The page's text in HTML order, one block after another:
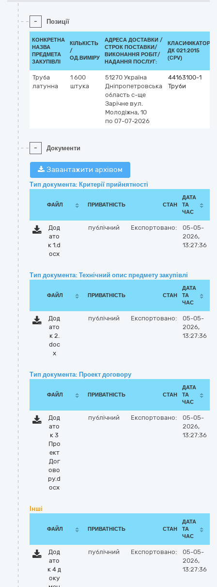
- Позиції
КОНКРЕТНА
НАЗВА
ПРЕДМЕТА
ЗАКУПІВЛІ
КІЛЬКІСТЬ
/
ОД.ВИМІРУ
АДРЕСА ДОСТАВКИ /
СТРОК ПОСТАВКИ/
ВИКОНАННЯ РОБІТ/
НАДАННЯ ПОСЛУГ:
КЛАСИФІКАТОР
ДК 021:2015
(CPV)
Труба
латунна
1 600
штука
51270 Україна
Дніпропетровська
область с-ще
Зарічне вул.
Молодіжна, 10
по 07-07-2026
44163100-1
Труби
- Документи
Завантажити архівом
Тип документа: Критерії прийнятності
ФАЙЛ ПРИВАТНІСТЬ СТАН
ДАТА
ТА
ЧАС
Дод
ато
к 1.d
ocx
публічний Експортовано:
05-05-
2026,
13:27:36
Тип документа: Технічний опис предмету закупівлі
ФАЙЛ ПРИВАТНІСТЬ СТАН
ДАТА
ТА
ЧАС
Дод
ато
к 2.
doc
x
публічний Експортовано:
05-05-
2026,
13:27:36
Тип документа: Проект договору
ФАЙЛ ПРИВАТНІСТЬ СТАН
ДАТА
ТА
ЧАС
Дод
ато
к 3
Про
ект
Дог
ово
ру.d
ocx
публічний Експортовано:
05-05-
2026,
13:27:36
Інші
ФАЙЛ ПРИВАТНІСТЬ СТАН
ДАТА
ТА
ЧАС
Дод
ато
к 4 д
оку
публічний Експортовано:
05-05-
2026,
13:27:36